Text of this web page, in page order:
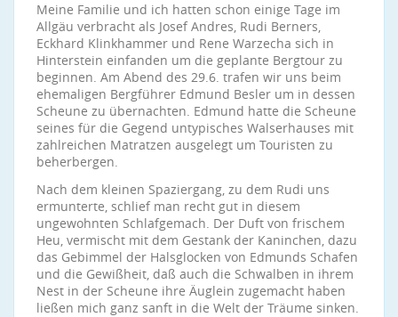
Meine Familie und ich hatten schon einige Tage im
Allgäu verbracht als Josef Andres, Rudi Berners,
Eckhard Klinkhammer und Rene Warzecha sich in
Hinterstein einfanden um die geplante Bergtour zu
beginnen. Am Abend des 29.6. trafen wir uns beim
ehemaligen Bergführer Edmund Besler um in dessen
Scheune zu übernachten. Edmund hatte die Scheune
seines für die Gegend untypisches Walserhauses mit
zahlreichen Matratzen ausgelegt um Touristen zu
beherbergen.
Nach dem kleinen Spaziergang, zu dem Rudi uns
ermunterte, schlief man recht gut in diesem
ungewohnten Schlafgemach. Der Duft von frischem
Heu, vermischt mit dem Gestank der Kaninchen, dazu
das Gebimmel der Halsglocken von Edmunds Schafen
und die Gewißheit, daß auch die Schwalben in ihrem
Nest in der Scheune ihre Äuglein zugemacht haben
ließen mich ganz sanft in die Welt der Träume sinken.